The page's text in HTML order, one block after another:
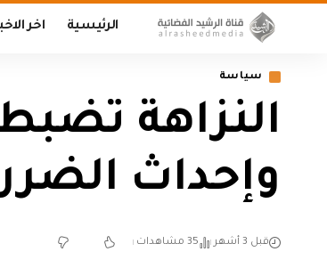
الرئيسية اخر
سياسة
وإحداث
قبل 3 أشهر 35 مشاهدات